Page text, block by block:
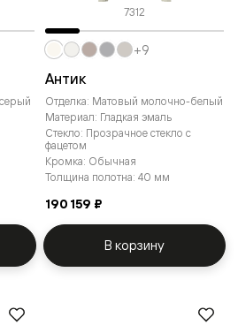
7312
Антик
Отделка: Матовый молочно-белый
Материал: Гладкая эмаль
Стекло: Прозрачное стекло с
фацетом
Кромка: Обычная
Толщина полотна: 40 мм
190 159 ₽
+9
В корзину